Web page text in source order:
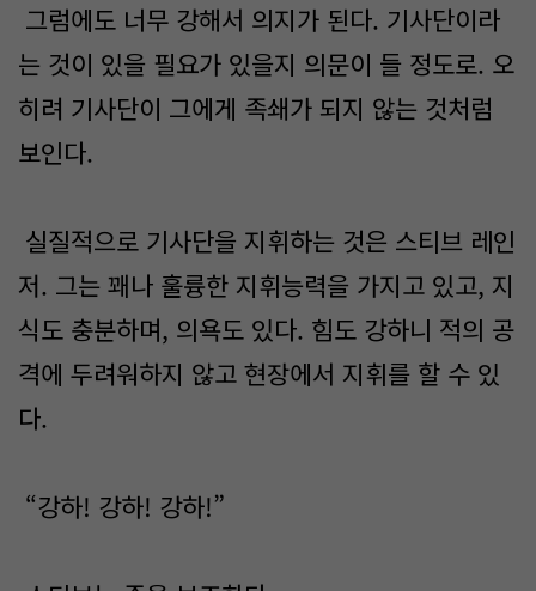
그럼에도 너무 강해서 의지가 된다. 기사단이라
는 것이 있을 필요가 있을지 의문이 들 정도로. 오
히려 기사단이 그에게 족쇄가 되지 않는 것처럼
보인다.
실질적으로 기사단을 지휘하는 것은 스티브 레인
저. 그는 꽤나 훌륭한 지휘능력을 가지고 있고, 지
식도 충분하며, 의욕도 있다. 힘도 강하니 적의 공
격에 두려워하지 않고 현장에서 지휘를 할 수 있
다.
“강하! 강하! 강하!”